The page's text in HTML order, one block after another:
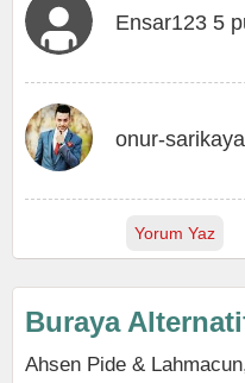
Ensar123 5
onur-
Yorum Yaz
Buraya
Ahsen Pide &